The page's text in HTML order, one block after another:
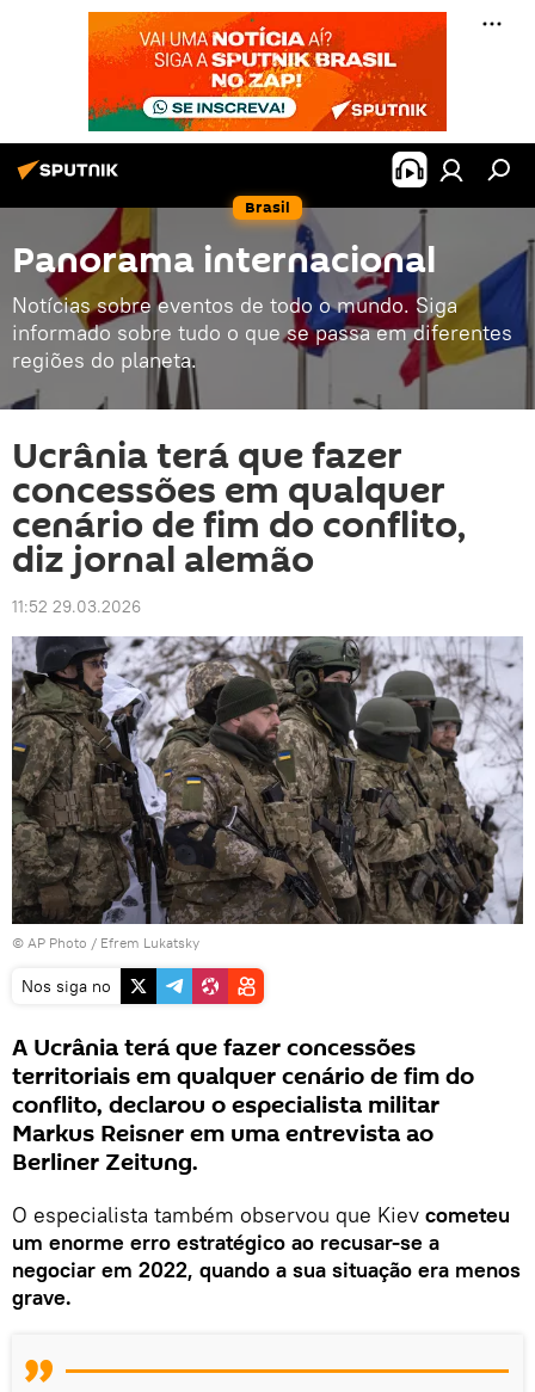
Brasil
Panorama internacional
Notícias sobre eventos de todo o mundo. Siga
informado sobre tudo o que se passa em diferentes
regiões do planeta.
Ucrânia terá que fazer
concessões em qualquer
cenário de fim do conflito,
diz jornal alemão
11:52 29.03.2026
© AP Photo / Efrem Lukatsky
Nos siga no
A Ucrânia terá que fazer concessões
territoriais em qualquer cenário de fim do
conflito, declarou o especialista militar
Markus Reisner em uma entrevista ao
Berliner Zeitung.
O especialista também observou que Kiev cometeu
um enorme erro estratégico ao recusar-se a
negociar em 2022, quando a sua situação era menos
grave.